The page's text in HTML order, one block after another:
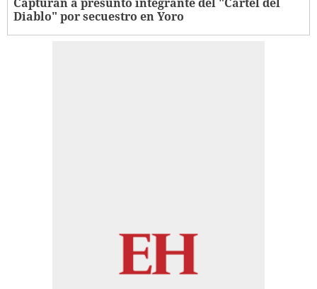
Diablo" por secuestro en Yoro